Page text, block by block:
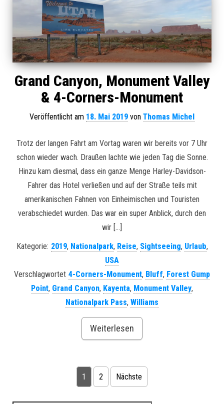
Grand Canyon, Monument Valley
& 4-Corners-Monument
Veröffentlicht am 18. Mai 2019 von Thomas Michel
Trotz der langen Fahrt am Vortag waren wir bereits vor 7 Uhr
schon wieder wach. Draußen lachte wie jeden Tag die Sonne.
Hinzu kam diesmal, dass ein ganze Menge Harley-Davidson-
Fahrer das Hotel verließen und auf der Straße teils mit
amerikanischen Fahnen von Einheimischen und Touristen
verabschiedet wurden. Das war ein super Anblick, durch den
wir […]
Kategorie: 2019, Nationalpark, Reise, Sightseeing, Urlaub,
USA
Verschlagwortet 4-Corners-Monument, Bluff, Forest Gump
Point, Grand Canyon, Kayenta, Monument Valley,
Nationalpark Pass, Williams
Weiterlesen
Seitennummerierung der Beiträge
1 2 Nächste